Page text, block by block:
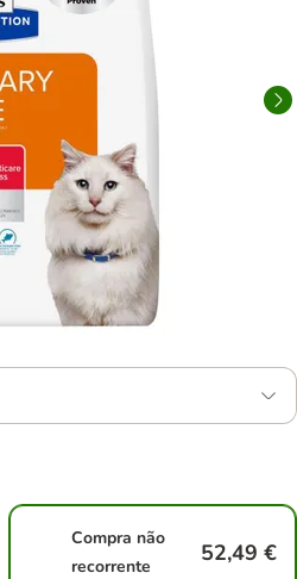
Compra não
recorrente
52,49 €